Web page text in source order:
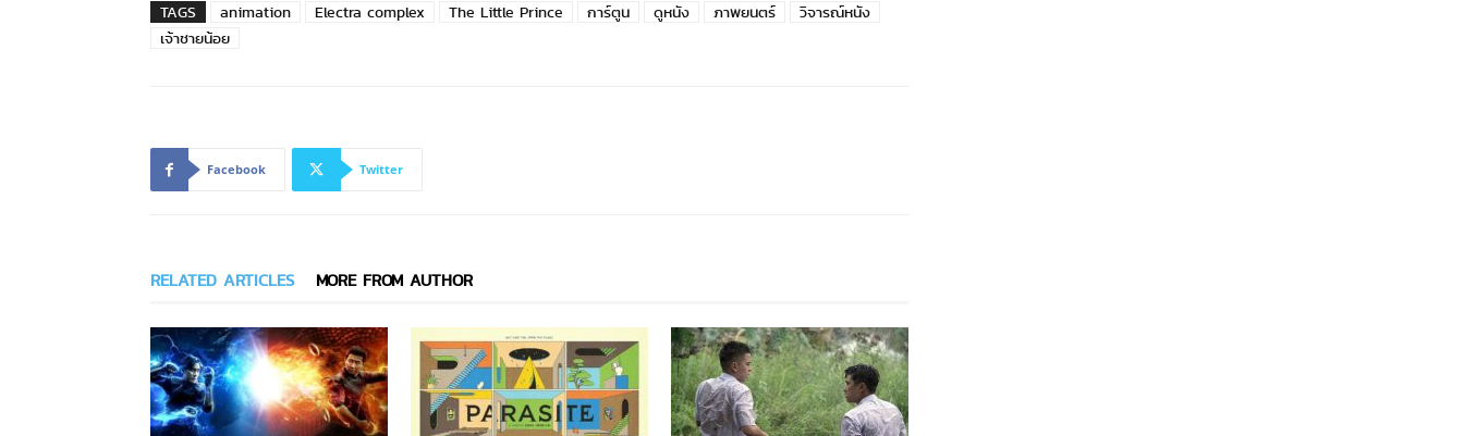
TAGS animation Electra complex The Little Prince การ์ตูน ดูหนัง ภาพยนตร์
วิจารณ์หนัง
เจ้าชายน้อย
Facebook Twitter
RELATED ARTICLES MORE FROM AUTHOR